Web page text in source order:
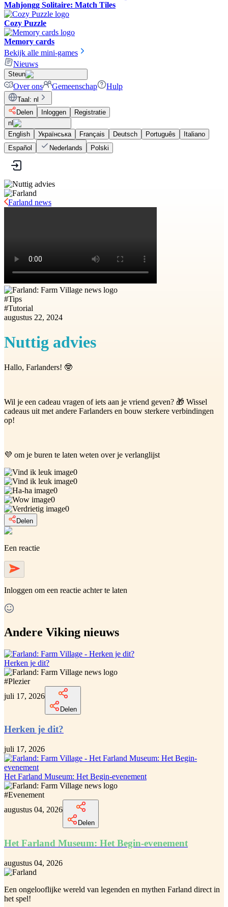
Mahjongg Solitaire: Match Tiles
Cozy Puzzle
Memory cards
Bekijk alle mini-games
Nieuws
Steun
Over ons Gemeenschap Hulp
Taal : nl
Delen
Inloggen
Registratie
nl
English
Українська Français Deutsch Português
Italiano
Español
Nederlands Polski
Farland news
#Tips
#Tutorial
augustus 22, 2024
Nuttig advies
Hallo, Farlanders! 🤓
Wil je een cadeau vragen of iets aan je vriend geven? 🎁 Wissel
cadeaus uit met andere Farlanders en bouw sterkere verbindingen
op!
💜 om je buren te laten weten over je verlanglijst
0
0
0
0
0
Delen
Een reactie
Inloggen om een reactie achter te laten
Andere Viking nieuws
Herken je dit?
#Plezier
juli 17, 2026
Delen
Herken je dit?
juli 17, 2026
Het Farland Museum: Het Begin-evenement
#Evenement
augustus 04, 2026
Delen
Het Farland Museum: Het Begin-evenement
augustus 04, 2026
Een ongelooflijke wereld van legenden en mythen Farland direct in
het spel!